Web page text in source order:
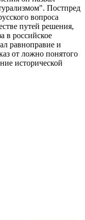
Постпред
вопроса
путей решения,
в российское
равноправие и
от ложно понятого
исторической